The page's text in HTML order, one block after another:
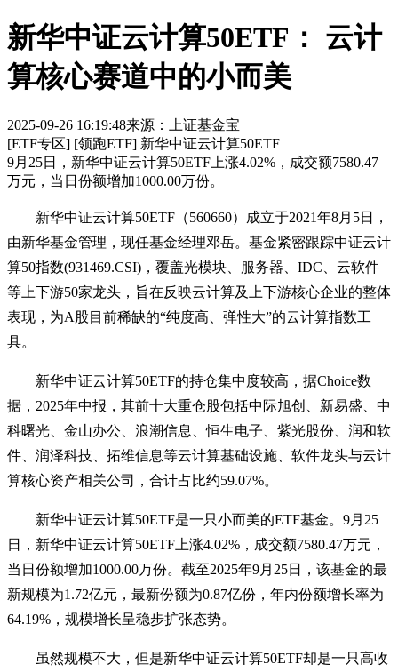
新华中证云计算50ETF： 云计
算核心赛道中的小而美
2025-09-26 16:19:48来源：上证基金宝
[ETF专区] [领跑ETF] 新华中证云计算50ETF
9月25日，新华中证云计算50ETF上涨4.02%，成交额7580.47
万元，当日份额增加1000.00万份。
新华中证云计算50ETF（560660）成立于2021年8月5日，
由新华基金管理，现任基金经理邓岳。基金紧密跟踪中证云计
算50指数(931469.CSI)，覆盖光模块、服务器、IDC、云软件
等上下游50家龙头，旨在反映云计算及上下游核心企业的整体
表现，为A股目前稀缺的“纯度高、弹性大”的云计算指数工
具。
新华中证云计算50ETF的持仓集中度较高，据Choice数
据，2025年中报，其前十大重仓股包括中际旭创、新易盛、中
科曙光、金山办公、浪潮信息、恒生电子、紫光股份、润和软
件、润泽科技、拓维信息等云计算基础设施、软件龙头与云计
算核心资产相关公司，合计占比约59.07%。
新华中证云计算50ETF是一只小而美的ETF基金。9月25
日，新华中证云计算50ETF上涨4.02%，成交额7580.47万元，
当日份额增加1000.00万份。截至2025年9月25日，该基金的最
新规模为1.72亿元，最新份额为0.87亿份，年内份额增长率为
64.19%，规模增长呈稳步扩张态势。
虽然规模不大，但是新华中证云计算50ETF却是一只高收